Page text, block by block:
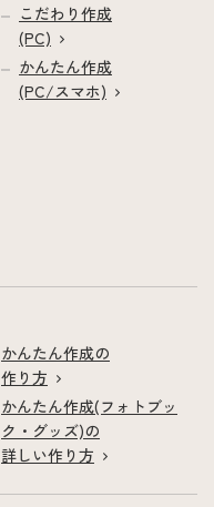
こだわり作成
(PC)
かんたん作成
(PC/スマホ)
かんたん作成の
作り方
かんたん作成(フォトブッ
ク・グッズ)の
詳しい作り方